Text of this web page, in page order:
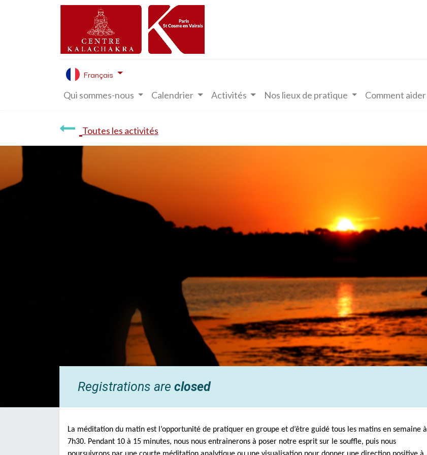
Français
Qui sommes-nous Calendrier Activités Nos lieux de pratique Comment aider
Toutes les activités
Registrations are closed
La méditation du matin est l’opportunité de pratiquer en groupe et d’être guidé tous les matins en semaine à
7h30. Pendant 10 à 15 minutes, nous nous entrainerons à poser notre esprit sur le souffle, puis nous